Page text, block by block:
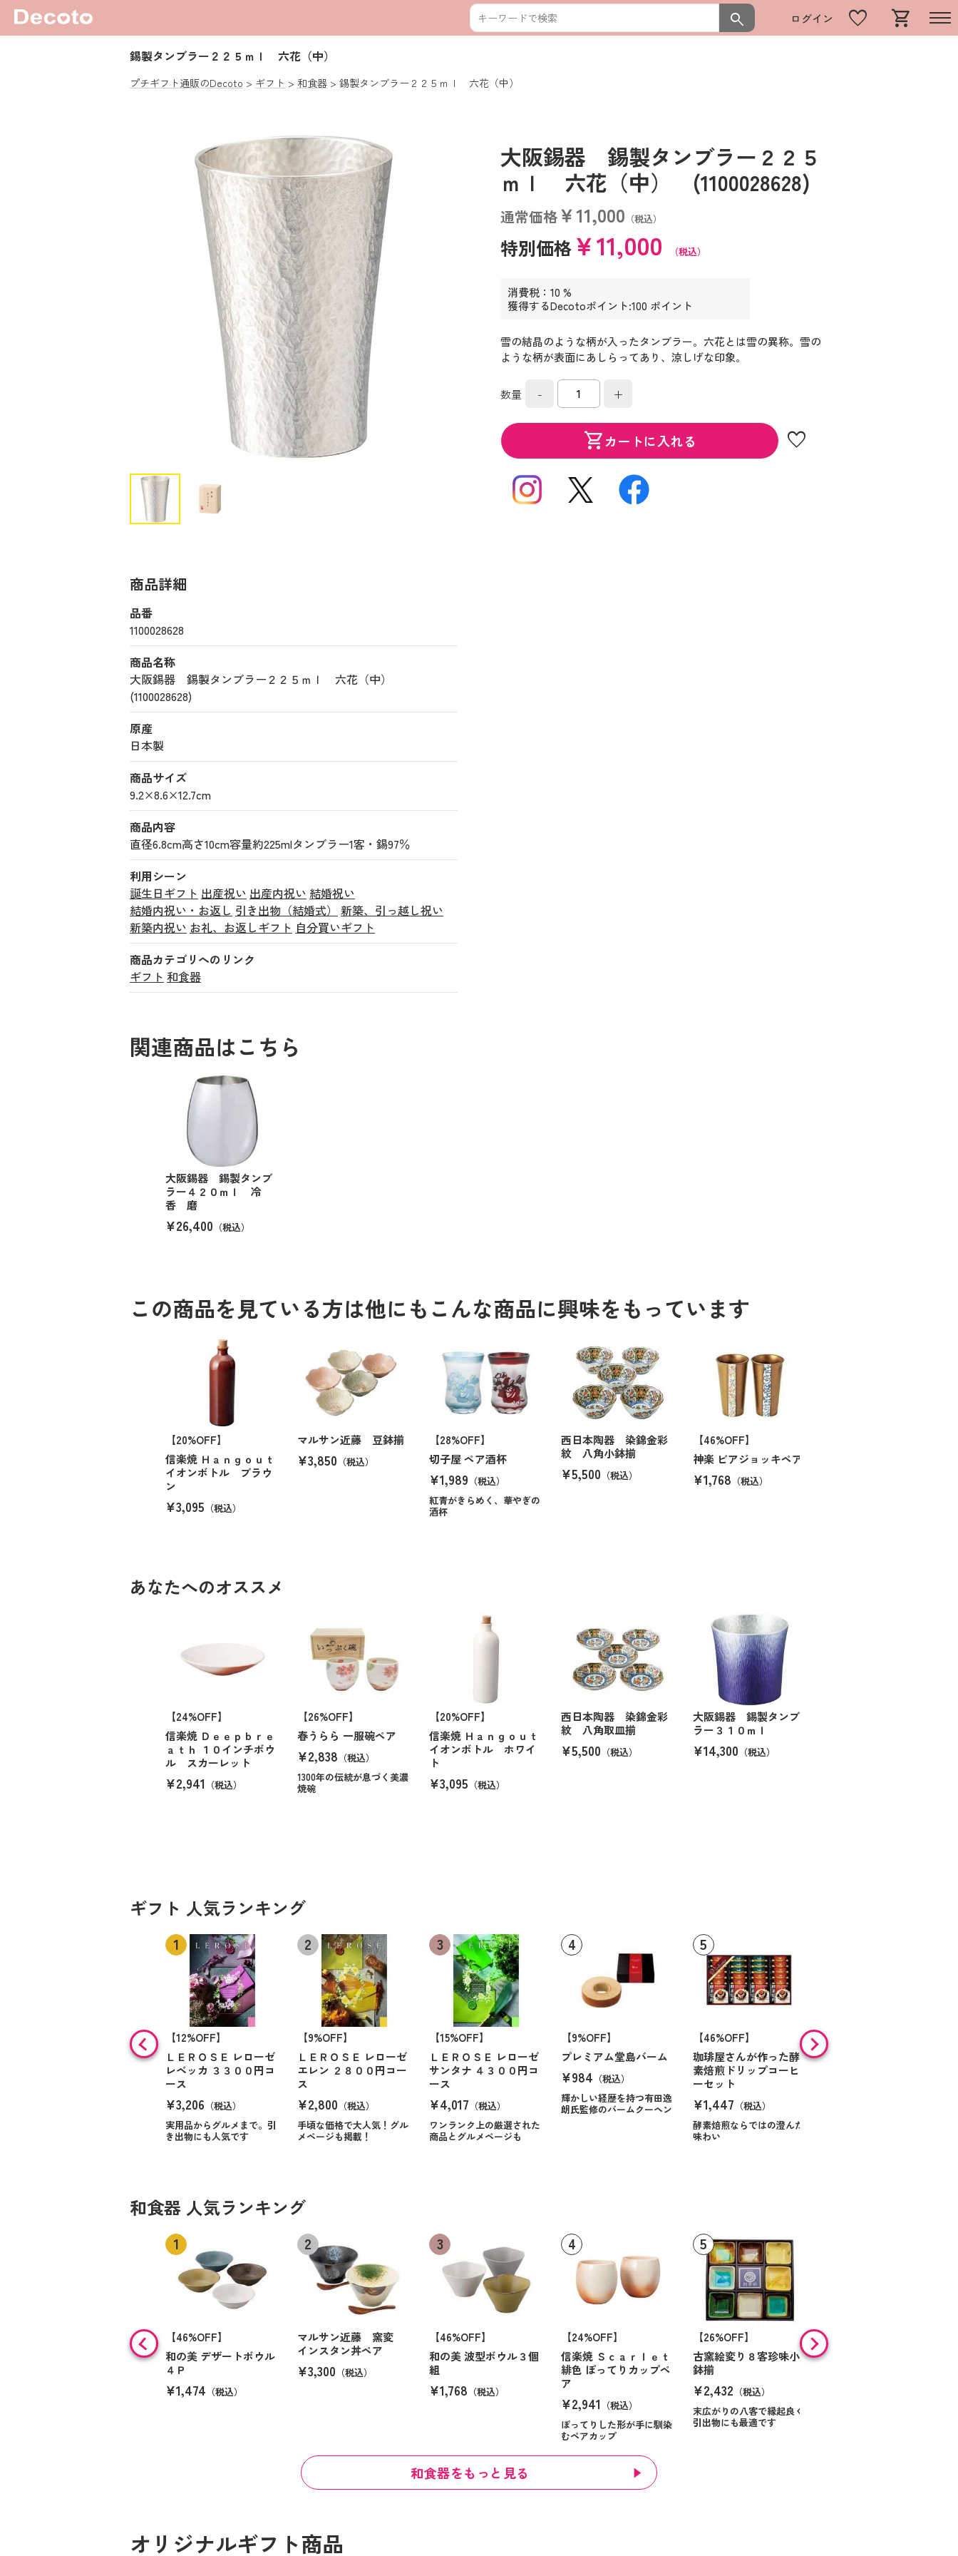
search ログイン favorite shopping_cart
錫製タンブラー２２５ｍｌ 六花（中）
プチギフト通販のDecoto ギフト 和食器 錫製タンブラー２２５ｍｌ 六花（中）
大阪錫器 錫製タンブラー２２５
ｍｌ 六花（中） (1100028628)
通常価格￥11,000 （税込）
特別価格￥11,000 （税込）
消費税：10 %
獲得するDecotoポイント:100 ポイント
雪の結晶のような柄が入ったタンブラー。六花とは雪の異称。雪の
ような柄が表面にあしらってあり、涼しげな印象。
数量 - +
shopping_cartカートに入れる favorite
商品詳細
品番
1100028628
商品名称
大阪錫器 錫製タンブラー２２５ｍｌ 六花（中）
(1100028628)
原産
日本製
商品サイズ
9.2×8.6×12.7cm
商品内容
直径6.8cm高さ10cm容量約225mlタンブラー1客・錫97％
利用シーン
誕生日ギフト 出産祝い 出産内祝い 結婚祝い
結婚内祝い・お返し 引き出物（結婚式）
新築、引っ越し祝い
新築内祝い お礼、お返しギフト 自分買いギフト
商品カテゴリへのリンク
ギフト 和食器
関連商品はこちら
大阪錫器 錫製タンブ
ラー４２０ｍｌ 冷
香 磨
¥26,400 （税込）
この商品を見ている方は他にもこんな商品に興味をもっています
【20%OFF】
信楽焼 Ｈａｎｇｏｕｔ
イオンボトル ブラウ
ン
¥3,095 （税込）
マルサン近藤 豆鉢揃
¥3,850 （税込）
【28%OFF】
切子屋 ペア酒杯
¥1,989 （税込）
紅青がきらめく、華やぎの
酒杯
西日本陶器 染錦金彩
紋 八角小鉢揃
¥5,500 （税込）
【46%OFF】
神楽 ビアジョッキペア
¥1,768 （税込）
あなたへのオススメ
【24%OFF】
信楽焼 Ｄｅｅｐｂｒｅ
ａｔｈ １０インチボウ
ル スカーレット
¥2,941 （税込）
【26%OFF】
春うらら 一服碗ペア
¥2,838 （税込）
1300年の伝統が息づく美濃
焼碗
【20%OFF】
信楽焼 Ｈａｎｇｏｕｔ
イオンボトル ホワイ
ト
¥3,095 （税込）
西日本陶器 染錦金彩
紋 八角取皿揃
¥5,500 （税込）
大阪錫器 錫製タンブ
ラー３１０ｍｌ
¥14,300 （税込）
ギフト 人気ランキング
【12%OFF】
ＬＥＲＯＳＥ レローゼ
レベッカ ３３００円コ
ース
¥3,206 （税込）
実用品からグルメまで。引
き出物にも人気です
【9%OFF】
ＬＥＲＯＳＥ レローゼ
エレン ２８００円コー
ス
¥2,800 （税込）
手頃な価格で大人気！グル
メページも掲載！
【15%OFF】
ＬＥＲＯＳＥ レローゼ
サンタナ ４３００円コ
ース
¥4,017 （税込）
ワンランク上の厳選された
商品とグルメページも
【9%OFF】
プレミアム堂島バーム
¥984 （税込）
輝かしい経歴を持つ有田逸
朗氏監修のバームクーヘン
【46%OFF】
珈琲屋さんが作った酵
素焙煎ドリップコーヒ
ーセット
¥1,447 （税込）
酵素焙煎ならではの澄んだ
味わい
【9%OFF】
アラン・ド・パリ ショ
和食器 人気ランキング
【46%OFF】
和の美 デザートボウル
４Ｐ
¥1,474 （税込）
マルサン近藤 窯変
インスタン丼ペア
¥3,300 （税込）
【46%OFF】
和の美 波型ボウル３個
組
¥1,768 （税込）
【24%OFF】
信楽焼 Ｓｃａｒｌｅｔ
緋色 ぽってりカップペ
ア
¥2,941 （税込）
ぽってりした形が手に馴染
むペアカップ
【26%OFF】
古窯絵変り８客珍味小
鉢揃
¥2,432 （税込）
末広がりの八客で縁起良く
引出物にも最適です
【46%OFF】
金彩流し 長角皿Ｌ２枚
和食器をもっと見る
オリジナルギフト商品